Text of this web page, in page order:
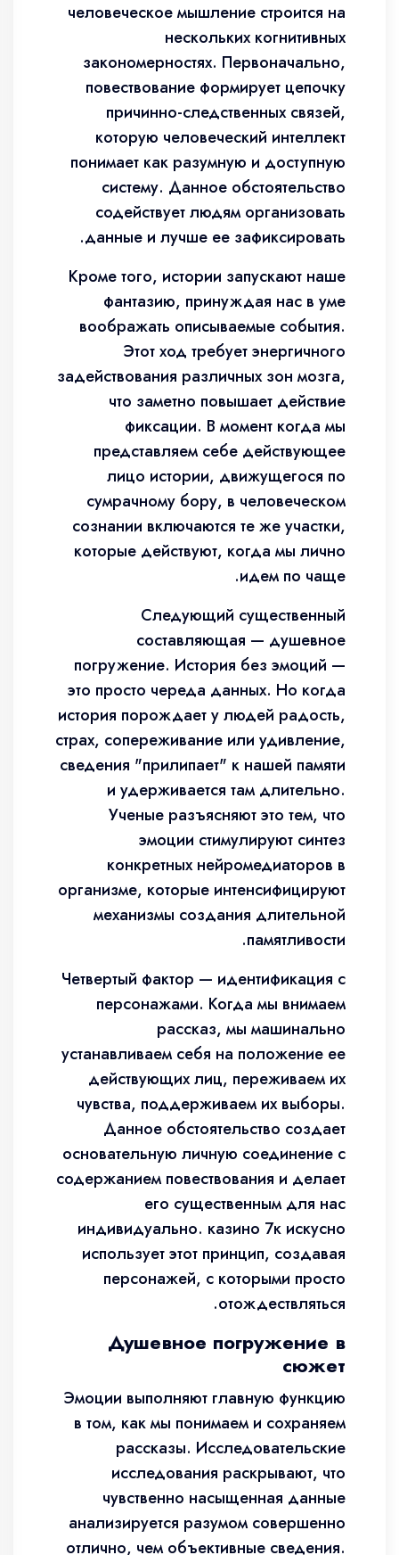
человеческое мышление строится на
нескольких когнитивных
закономерностях. Первоначально,
повествование формирует цепочку
причинно-следственных связей,
которую человеческий интеллект
понимает как разумную и доступную
систему. Данное обстоятельство
содействует людям организовать
данные и лучше ее зафиксировать.
Кроме того, истории запускают наше
фантазию, принуждая нас в уме
воображать описываемые события.
Этот ход требует энергичного
задействования различных зон мозга,
что заметно повышает действие
фиксации. В момент когда мы
представляем себе действующее
лицо истории, движущегося по
сумрачному бору, в человеческом
сознании включаются те же участки,
которые действуют, когда мы лично
идем по чаще.
Следующий существенный
составляющая — душевное
погружение. История без эмоций —
это просто череда данных. Но когда
история порождает у людей радость,
страх, сопереживание или удивление,
сведения "прилипает" к нашей памяти
и удерживается там длительно.
Ученые разъясняют это тем, что
эмоции стимулируют синтез
конкретных нейромедиаторов в
организме, которые интенсифицируют
механизмы создания длительной
памятливости.
Четвертый фактор — идентификация с
персонажами. Когда мы внимаем
рассказ, мы машинально
устанавливаем себя на положение ее
действующих лиц, переживаем их
чувства, поддерживаем их выборы.
Данное обстоятельство создает
основательную личную соединение с
содержанием повествования и делает
его существенным для нас
индивидуально. казино 7к искусно
использует этот принцип, создавая
персонажей, с которыми просто
отождествляться.
Душевное погружение в
сюжет
Эмоции выполняют главную функцию
в том, как мы понимаем и сохраняем
рассказы. Исследовательские
исследования раскрывают, что
чувственно насыщенная данные
анализируется разумом совершенно
отлично, чем объективные сведения.